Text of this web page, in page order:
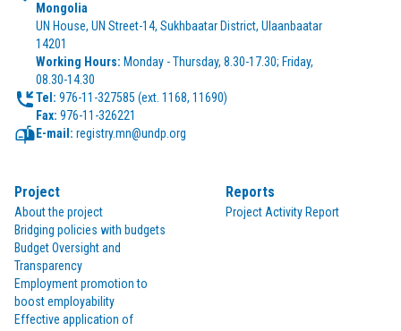
Mongolia
UN House, UN Street-14, Sukhbaatar District, Ulaanbaatar
14201
Working Hours: Monday - Thursday, 8.30-17.30; Friday,
08.30-14.30
Tel:
Fax: 976-11-326221
E-mail: registry.mn@undp.org
Project
About the project
Bridging policies with budgets
Budget Oversight and
Transparency
Employment promotion to
boost employability
Effective application of
Reports
Project Activity Report